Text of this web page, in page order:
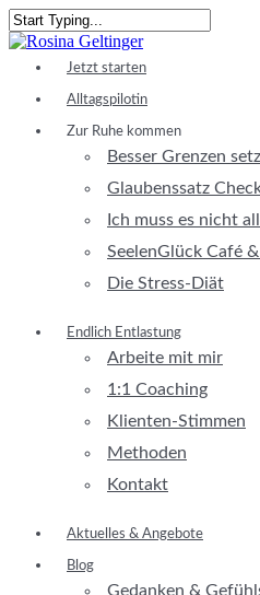
Skip
to
content
Close
Jetzt starten
Alltagspilotin
Zur Ruhe kommen
Besser Grenzen
Glaubenssatz
Ich muss es nicht
SeelenGlück Café
Die Stress-Diät
Endlich Entlastung
Arbeite mit mir
1:1 Coaching
Klienten-Stimmen
Methoden
Kontakt
Aktuelles & Angebote
Blog
Gedanken &